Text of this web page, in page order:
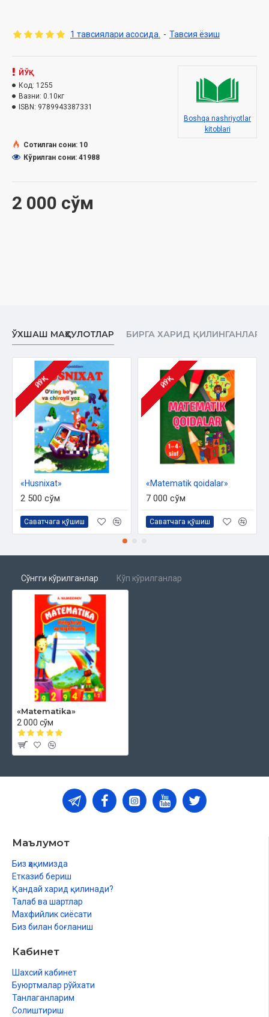
1 тавсиялари асосида. - Тавсия ёзиш
2 000 сўм
ЙЎҚ
Код: 1255
Вазни: 0.10кг
ISBN: 9789943387331
Boshqa nashriyotlar
kitoblari
Сотилган сони: 10
Кўрилган сони: 41988
ЎХШАШ МАҲСУЛОТЛАР БИРГА ХАРИД ҚИЛИНГАНЛАР
ЙЎҚ
«Husnixat»
2 500 сўм
Саватчага қўшиш
ЙЎҚ
«Matematik qoidalar»
7 000 сўм
Саватчага қўшиш
Сўнгги кўрилганлар Кўп кўрилганлар
«Matematika»
2 000 сўм
Маълумот
Биз ҳақимизда
Етказиб бериш
Қандай харид қилинади?
Талаб ва шартлар
Махфийлик сиёсати
Биз билан боғланиш
Кабинет
Шахсий кабинет
Буюртмалар рўйхати
Танлаганларим
Солиштириш